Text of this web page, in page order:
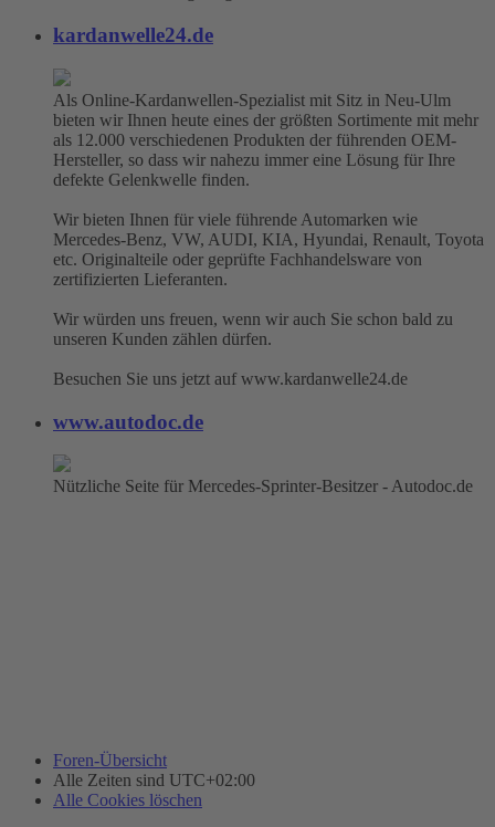
kardanwelle24.de
Als Online-Kardanwellen-Spezialist mit Sitz in Neu-Ulm
bieten wir Ihnen heute eines der größten Sortimente mit mehr
als 12.000 verschiedenen Produkten der führenden OEM-
Hersteller, so dass wir nahezu immer eine Lösung für Ihre
defekte Gelenkwelle finden.
Wir bieten Ihnen für viele führende Automarken wie
Mercedes-Benz, VW, AUDI, KIA, Hyundai, Renault, Toyota
etc. Originalteile oder geprüfte Fachhandelsware von
zertifizierten Lieferanten.
Wir würden uns freuen, wenn wir auch Sie schon bald zu
unseren Kunden zählen dürfen.
Besuchen Sie uns jetzt auf www.kardanwelle24.de
www.autodoc.de
Nützliche Seite für Mercedes-Sprinter-Besitzer - Autodoc.de
Foren-Übersicht
Alle Zeiten sind UTC+02:00
Alle Cookies löschen